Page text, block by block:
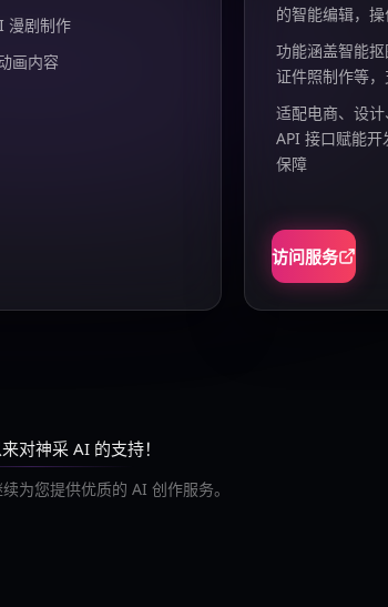
漫剧制作
画内容
的智能编辑，
功能涵盖智能抠
证件照制作等
适配电商、设
API 接口赋能
保障
访问服务
对神采 AI 的支持！
为您提供优质的 AI 创作服务。